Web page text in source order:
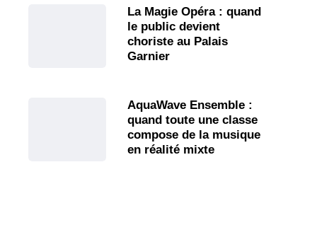
La Magie Opéra : quand
le public devient
choriste au Palais
Garnier
AquaWave Ensemble :
quand toute une classe
compose de la musique
en réalité mixte